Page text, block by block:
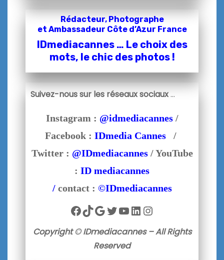
Rédacteur, Photographe
et Ambassadeur Côte d’Azur France
IDmediacannes … Le choix des
mots, le chic des photos !
Suivez-nous sur les réseaux sociaux…
Instagram : @idmediacannes/
Facebook : IDmedia Cannes /
Twitter : @IDmediacannes/ YouTube
: ID mediacannes
/ contact : ©IDmediacannes
Facebook
TikTok
Google
Twitter
YouTube
LinkedIn
Instagram
Copyright © IDmediacannes – All Rights
Reserved